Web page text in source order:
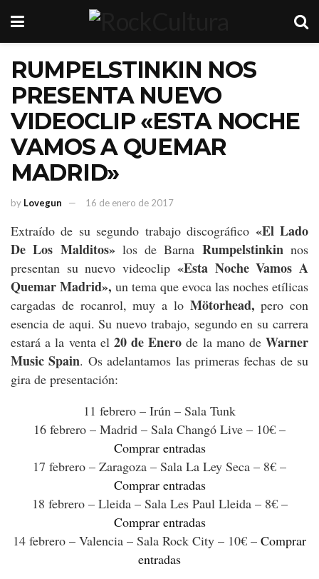
RUMPELSTINKIN NOS
PRESENTA NUEVO
VIDEOCLIP «ESTA NOCHE
VAMOS A QUEMAR
MADRID»
by Lovegun 16 de enero de 2017
Extraído de su segundo trabajo discográfico «El Lado
De Los Malditos»los de Barna Rumpelstinkin nos
presentan su nuevo videoclip «Esta Noche Vamos A
Quemar Madrid», un tema que evoca las noches etílicas
cargadas de rocanrol, muy a lo Mötorhead, pero con
esencia de aqui. Su nuevo trabajo, segundo en su carrera
estará a la venta el 20 de Enero de la mano deWarner
Music Spain. Os adelantamos las primeras fechas de su
gira de presentación:
11 febrero – Irún – Sala Tunk
16 febrero – Madrid – Sala Changó Live – 10€ –
Comprar entradas
17 febrero – Zaragoza – Sala La Ley Seca – 8€ –
Comprar entradas
18 febrero – Lleida – Sala Les Paul Lleida – 8€ –
Comprar entradas
14 febrero – Valencia – Sala Rock City – 10€ – Comprar
entradas